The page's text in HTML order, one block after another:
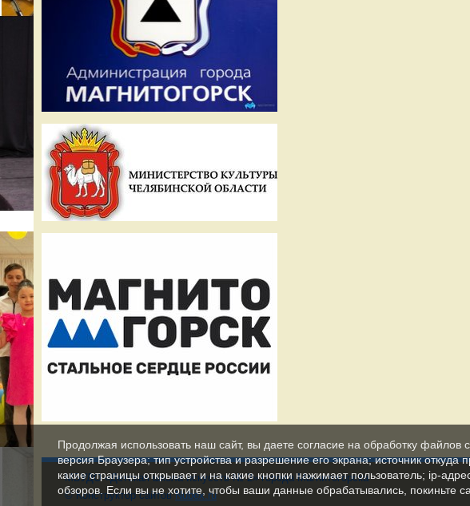
МБУДО «Детская школа искусств № 2» города Магнитогорска
© Конструктор сайтовNubex.ru
Продолжая использовать наш сайт, вы даете согласие на обработку
версия Браузера; тип устройства и разрешение его экрана; источник
какие страницы открывает и на какие кнопки нажимает пользователь; ip-
обзоров. Если вы не хотите, чтобы ваши данные обрабатывались, покиньте